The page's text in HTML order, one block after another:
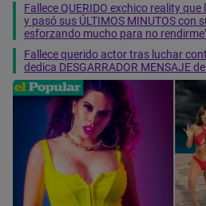
Fallece QUERIDO exchico reality
y pasó sus ÚLTIMOS MINUTOS con
esforzando mucho para no
Fallece querido actor tras luchar
dedica DESGARRADOR MENSAJE